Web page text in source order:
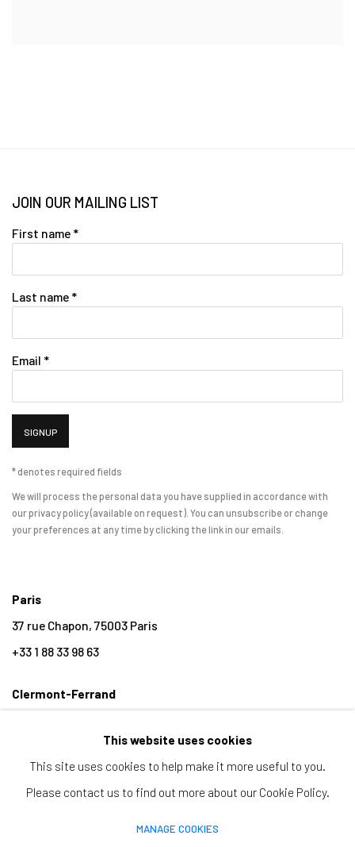
JOIN OUR MAILING LIST
First name *
Last name *
Email *
SIGNUP
* denotes required fields
We will process the personal data you have supplied in accordance with
our privacy policy (available on request). You can unsubscribe or change
your preferences at any time by clicking the link in our emails.
Paris
37 rue Chapon, 75003 Paris
+33 1 88 33 98 63
Clermont-Ferrand
This website uses cookies
This site uses cookies to help make it more useful to you.
Please contact us to find out more about our Cookie Policy.
MANAGE COOKIES